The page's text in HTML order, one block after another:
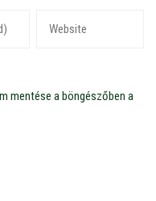
mentése a böngészőben a